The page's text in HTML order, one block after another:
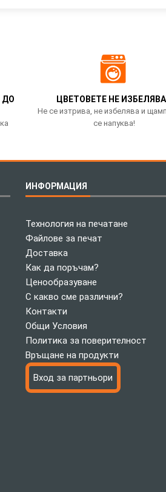
ДО
ЦВЕТОВЕТЕ НЕ
Не се изтрива, не избелява и
се напуква!
ИНФОРМАЦИЯ
Технология на печатане
Файлове за печат
Доставка
Как да поръчам?
Ценообразуване
С какво сме различни?
Контакти
Общи Условия
Политика за поверителност
Връщане на продукти
Вход за партньори